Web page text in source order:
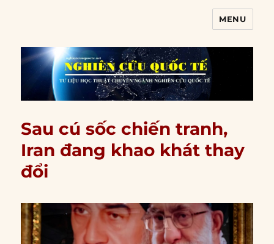
MENU
Sau cú sốc chiến tranh,
Iran đang khao khát thay
đổi